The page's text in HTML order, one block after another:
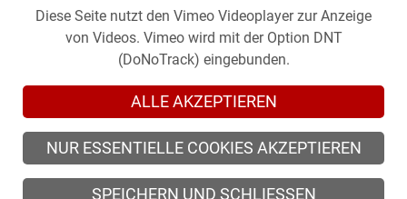
Historische Fotos aus Stuttgart im direkten Vergleich mit
zeitgenössischen Bildern.
© 2026 zeitsprung-stuttgart.de, alle Rechte vorbehalten
Diese Seite nutzt den Vimeo Videoplayer zur Anzeige
von Videos. Vimeo wird mit der Option DNT
(DoNoTrack) eingebunden.
ALLE AKZEPTIEREN
NUR ESSENTIELLE COOKIES AKZEPTIEREN
SPEICHERN UND SCHLIESSEN